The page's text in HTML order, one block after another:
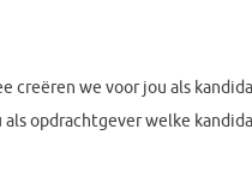
creëren we voor jou als
opdrachtgever welke